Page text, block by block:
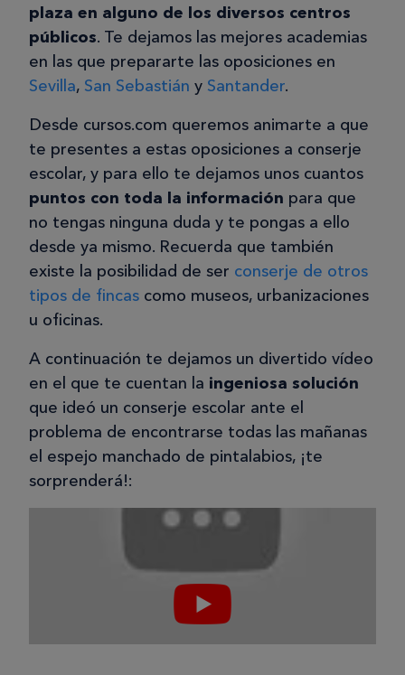
plaza en alguno de los diversos centros
públicos. Te dejamos las mejores academias
en las que prepararte las oposiciones en
Sevilla, San Sebastián y Santander.
Desde cursos.com queremos animarte a que
te presentes a estas oposiciones a conserje
escolar, y para ello te dejamos unos cuantos
puntos con toda la información para que
no tengas ninguna duda y te pongas a ello
desde ya mismo. Recuerda que también
existe la posibilidad de ser conserje de otros
tipos de fincas como museos, urbanizaciones
u oficinas.
A continuación te dejamos un divertido vídeo
en el que te cuentan la ingeniosa solución
que ideó un conserje escolar ante el
problema de encontrarse todas las mañanas
el espejo manchado de pintalabios, ¡te
sorprenderá!: